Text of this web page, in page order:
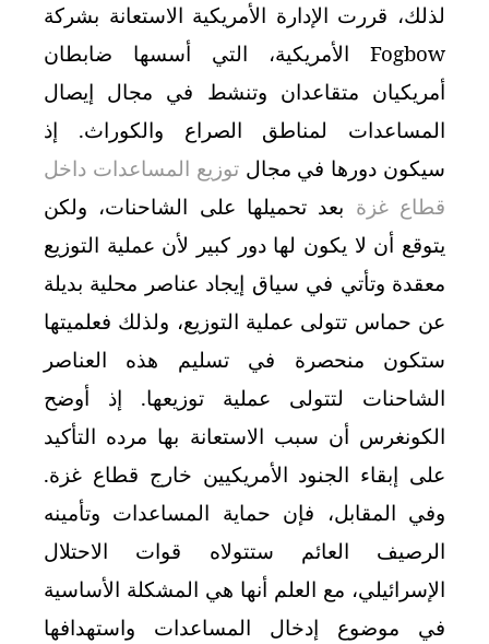
لذلك، قررت الإدارة الأمريكية الاستعانة بشركة
Fogbow الأمريكية، التي أسسها ضابطان
أمريكيان متقاعدان وتنشط في مجال إيصال
المساعدات لمناطق الصراع والكوراث. إذ
سيكون دورها في مجالتوزيع المساعدات داخل
قطاع غزة بعد تحميلها على الشاحنات، ولكن
يتوقع أن لا يكون لها دور كبير لأن عملية التوزيع
معقدة وتأتي في سياق إيجاد عناصر محلية بديلة
عن حماس تتولى عملية التوزيع، ولذلك فعلميتها
ستكون منحصرة في تسليم هذه العناصر
الشاحنات لتتولى عملية توزيعها. إذ أوضح
الكونغرس أن سبب الاستعانة بها مرده التأكيد
على إبقاء الجنود الأمريكيين خارج قطاع غزة.
وفي المقابل، فإن حماية المساعدات وتأمينه
الرصيف العائم ستتولاه قوات الاحتلال
الإسرائيلي، مع العلم أنها هي المشكلة الأساسية
في موضوع إدخال المساعدات واستهدافها